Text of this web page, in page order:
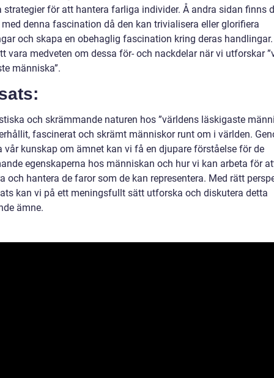
strategier för att hantera farliga individer. Å andra sidan finns
denna fascination då den kan trivialisera eller glorifiera
och skapa en obehaglig fascination kring deras
vara medveten om dessa för- och nackdelar när vi utforskar
människa”.
och skrämmande naturen hos ”världens läskigaste
fascinerat och skrämt människor runt om i världen.
vår kunskap om ämnet kan vi få en djupare förståelse för de
egenskaperna hos människan och hur vi kan arbeta för
och hantera de faror som de kan representera. Med rätt
kan vi på ett meningsfullt sätt utforska och diskutera detta
ämne.